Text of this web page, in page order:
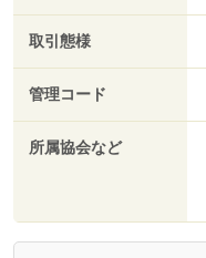
取引態様
管理コード
所属協会など